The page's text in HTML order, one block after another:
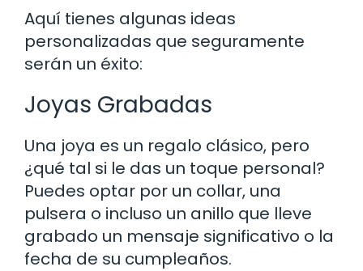
Aquí tienes algunas ideas
personalizadas que seguramente
serán un éxito:
Joyas Grabadas
Una joya es un regalo clásico, pero
¿qué tal si le das un toque personal?
Puedes optar por un collar, una
pulsera o incluso un anillo que lleve
grabado un mensaje significativo o la
fecha de su cumpleaños.